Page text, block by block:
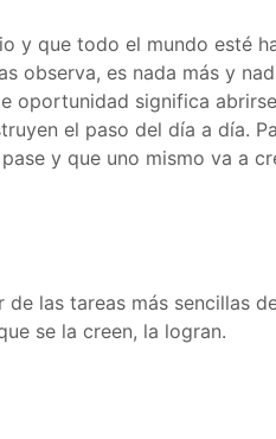
y que todo el mundo esté
observa, es nada más y
oportunidad significa
el paso del día a día.
y que uno mismo va a
las tareas más sencillas
se la creen, la logran.